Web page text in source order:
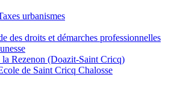
urbanismes
des droits et démarches professionnelles
la Rezenon (Doazit-Saint Cricq)
de Saint Cricq Chalosse